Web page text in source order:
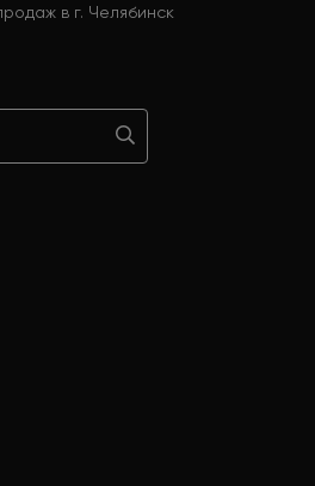
в г. Челябинск